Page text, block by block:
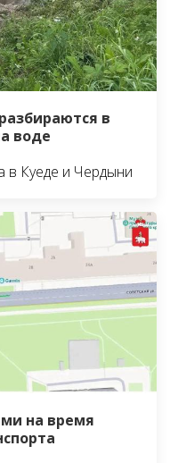
в
воде
в Куеде и Чердыни
на время